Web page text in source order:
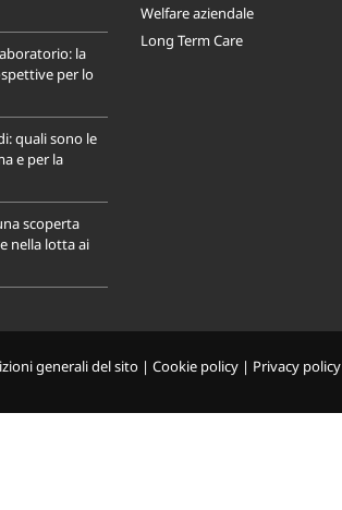
la
per lo
quali sono le
e per la
scoperta
nella lotta ai
Welfare aziendale
Long Term Care
generali del sito | Cookie policy | Privacy policy